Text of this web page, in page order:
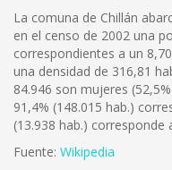
La comuna de Chillán
en el censo de 2002 una
correspondientes a un
una densidad de 316,81
84.946 son mujeres
91,4% (148.015 hab.)
(13.938 hab.) corresponde
Fuente: Wikipedia